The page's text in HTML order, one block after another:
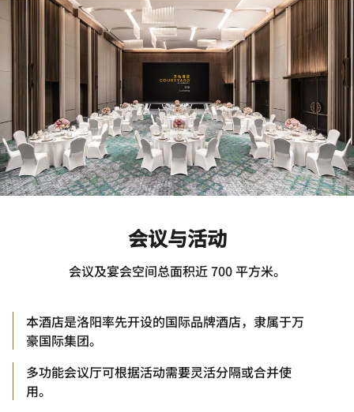
会议与活动
会议及宴会空间总面积近 700 平方米。
本酒店是洛阳率先开设的国际品牌酒店，隶属于万
豪国际集团。
多功能会议厅可根据活动需要灵活分隔或合并使
用。